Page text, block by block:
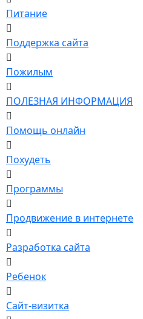
Питание
Поддержка сайта
Пожилым
ПОЛЕЗНАЯ ИНФОРМАЦИЯ
Помощь онлайн
Похудеть
Программы
Продвижение в интернете
Разработка сайта
Ребенок
Сайт-визитка